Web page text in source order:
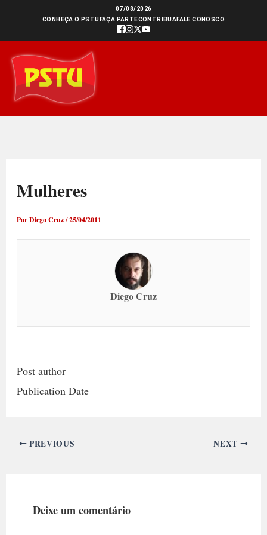
conteúdo
07/08/2026
CONHEÇA O PSTU FAÇA PARTECONTRIBUAFALE CONOSCO
Mulheres
PorDiego Cruz/25/04/2011
Diego Cruz
Post author
Publication Date
PREVIOUS NEXT
Deixe um comentário